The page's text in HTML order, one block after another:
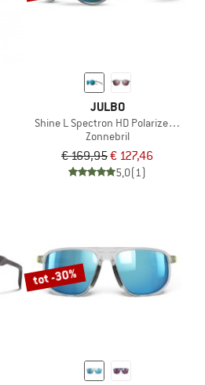
JULBO
Shine L Spectron HD Polarized S3
Zonnebril
€ 169,95€ 127,46
5,0(1)
tot -30%